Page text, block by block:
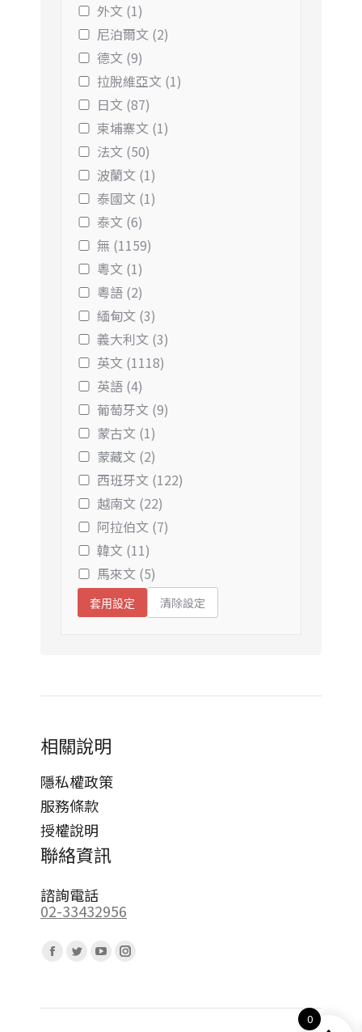
外文 (1)
尼泊爾文 (2)
德文 (9)
拉脫維亞文 (1)
日文 (87)
柬埔寨文 (1)
法文 (50)
波蘭文 (1)
泰國文 (1)
泰文 (6)
無 (1159)
粵文 (1)
粵語 (2)
緬甸文 (3)
義大利文 (3)
英文 (1118)
英語 (4)
葡萄牙文 (9)
蒙古文 (1)
蒙藏文 (2)
西班牙文 (122)
越南文 (22)
阿拉伯文 (7)
韓文 (11)
馬來文 (5)
套用設定 清除設定
相關說明
隱私權政策
服務條款
授權說明
聯絡資訊
諮詢電話
02-33432956
Facebook
opens
Twitter
opens
YouTube
opens
Instagram
opens
0